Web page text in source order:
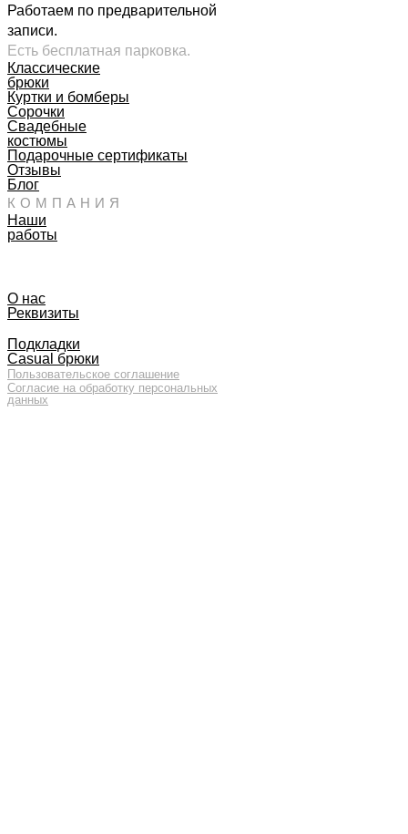
Работаем по предварительной
записи.
Есть бесплатная парковка.
Классические
брюки
Куртки и бомберы
Сорочки
Свадебные
костюмы
Подарочные сертификаты
Отзывы
Блог
КОМПАНИЯ
Наши
работы
О нас
Реквизиты
Подкладки
Casual брюки
Пользовательское соглашение
Согласие на обработку персональных
данных